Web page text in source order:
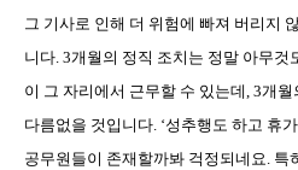
그 기사로 인해 더 위험에 빠져 버리지
니다. 3개월의 정직 조치는 정말 아무것
이 그 자리에서 근무할 수 있는데, 3개월
다름없을 것입니다. ‘성추행도 하고 휴
공무원들이 존재할까봐 걱정되네요. 특